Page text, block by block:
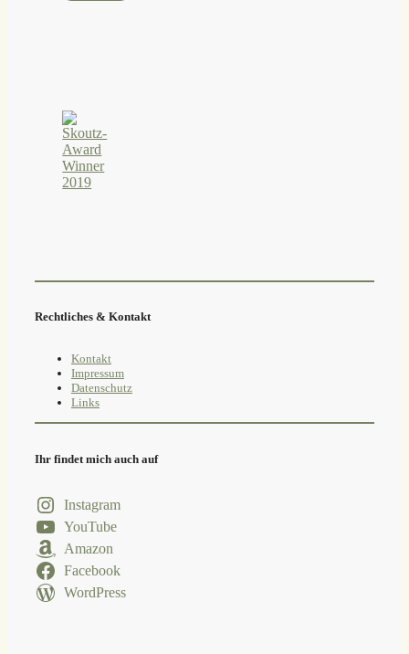
Rechtliches & Kontakt
Kontakt
Impressum
Datenschutz
Links
Ihr findet mich auch auf
Instagram
YouTube
Amazon
Facebook
WordPress